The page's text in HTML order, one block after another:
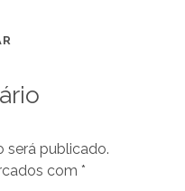
será publicado.
com *